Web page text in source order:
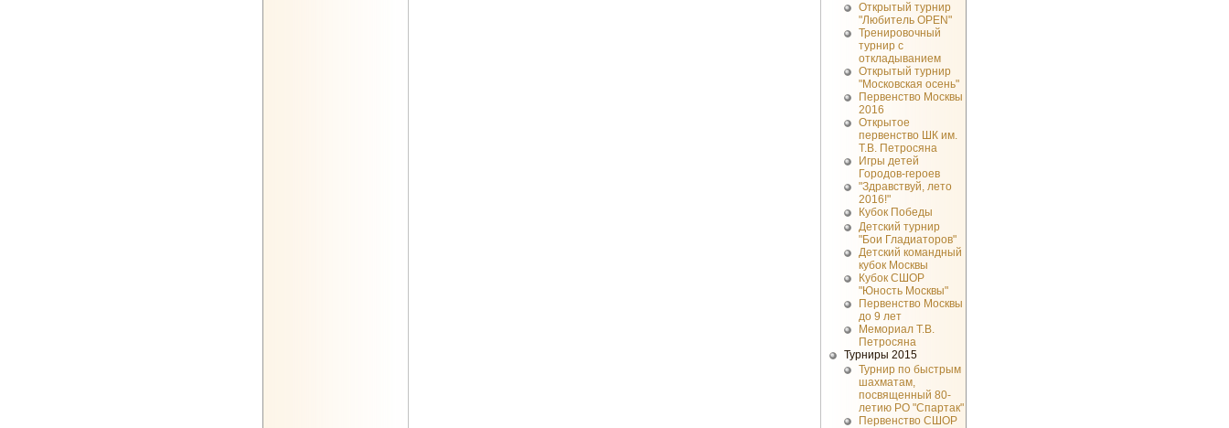
Открытый турнир
"Любитель OPEN"
Тренировочный
турнир с
откладыванием
Открытый турнир
"Московская осень"
Первенство Москвы
2016
Открытое
первенство ШК им.
Т.В. Петросяна
Игры детей
Городов-героев
"Здравствуй, лето
2016!"
Кубок Победы
Детский турнир
"Бои Гладиаторов"
Детский командный
кубок Москвы
Кубок СШОР
"Юность Москвы"
Первенство Москвы
до 9 лет
Мемориал Т.В.
Петросяна
Турниры 2015
Турнир по быстрым
шахматам,
посвященный 80-
летию РО "Спартак"
Первенство СШОР